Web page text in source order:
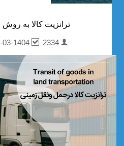
ترانزیت کالا به
yashar jam
03-1404 2334